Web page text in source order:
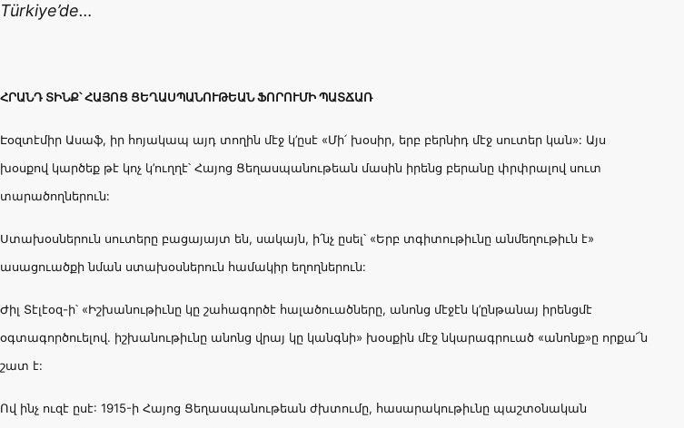
Türkiye’de…
ՀՐԱՆԴ ՏԻՆՔ՝ՀԱՅՈՑ ՑԵՂԱՍՊԱՆՈՒԹԵԱՆՖՈՐՈՒՄԻՊԱՏՃԱՌ
Էօզտէմիր Ասաֆ, իր հոյակապ այդ տողին մէջ կ’ըսէ «Մի՛ խօսիր, երբ բերնիդ մէջ սուտեր կան»: Այս
խօսքով կարծեք թէ կոչ կ’ուղղէ՝ Հայոց Ցեղասպանութեան մասին իրենց բերանը փրփրալով սուտ
տարածողներուն:
Ստախօսներուն սուտերը բացայայտ են, սակայն, ի՛նչ ըսել՝ «Երբ տգիտութիւնը անմեղութիւն է»
ասացուածքի նման ստախօսներուն համակիր եղողներուն:
Ժիլ Տէլէօզ-ի՝ «Իշխանութիւնը կը շահագործէ հալածուածները, անոնց մէջէն կ’ընթանայ իրենցմէ
օգտագործուելով. իշխանութիւնը անոնց վրայ կը կանգնի» խօսքին մէջ նկարագրուած «անոնք»ը որքա՜ն
շատ է:
Ով ինչ ուզէ ըսէ: 1915-ի Հայոց Ցեղասպանութեան ժխտումը, հասարակութիւնը պաշտօնական